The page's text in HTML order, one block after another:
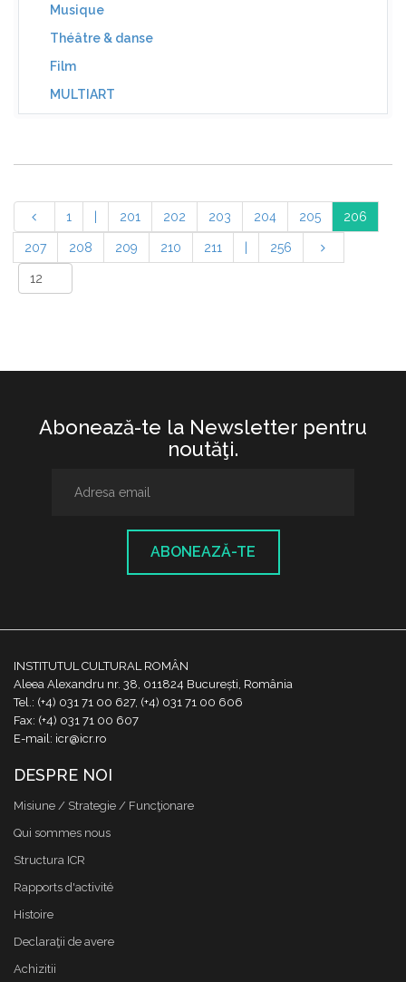
Musique
Théâtre & danse
Film
MULTIART
1 201 202 203 204 205 206
207 208 209 210 211 256
Abonează-te la Newsletter pentru
noutăţi.
ABONEAZĂ-TE
INSTITUTUL CULTURAL ROMÂN
Aleea Alexandru nr. 38, 011824 București, România
Tel.: (+4) 031 71 00 627, (+4) 031 71 00 606
Fax: (+4) 031 71 00 607
E-mail: icr@icr.ro
DESPRE NOI
Misiune / Strategie / Funcţionare
Qui sommes nous
Structura ICR
Rapports d'activité
Histoire
Declaraţii de avere
Achizitii